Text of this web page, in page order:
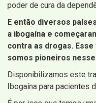
poder de cura da
E então diversos
a ibogaína e
contra as drogas.
somos pioneiros
Disponibilizamos este
Ibogaína para pacientes